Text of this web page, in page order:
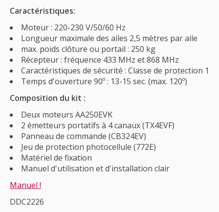
Caractéristiques:
Moteur : 220-230 V/50/60 Hz
Longueur maximale des ailes 2,5 mètres par aile
max. poids clôture ou portail : 250 kg
Récepteur : fréquence 433 MHz et 868 MHz
Caractéristiques de sécurité : Classe de protection 1
Temps d'ouverture 90º : 13-15 sec. (max. 120º)
Composition du kit :
Deux moteurs AA250EVK
2 émetteurs portatifs à 4 canaux (TX4EVF)
Panneau de commande (CB324EV)
Jeu de protection photocellule (772E)
Matériel de fixation
Manuel d'utilisation et d'installation clair
Manuel !
DDC2226